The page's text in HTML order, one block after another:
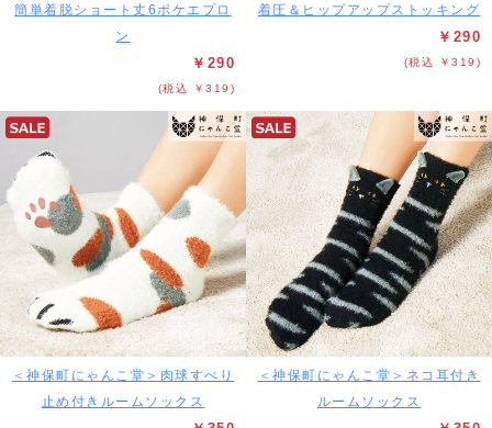
簡単着脱ショート丈6ポケエプロ
ン
￥290
(税込 ￥319)
着圧＆ヒップアップストッキング
￥290
(税込 ￥319)
＜神保町にゃんこ堂＞肉球すべり
止め付きルームソックス
＜神保町にゃんこ堂＞ネコ耳付き
ルームソックス